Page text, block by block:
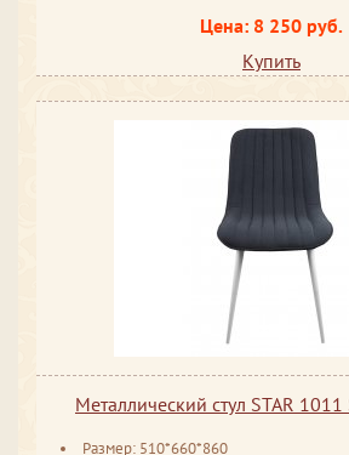
Цена: 8 250 руб.
Купить
Металлический стул STAR 1011
Размер: 510*660*860